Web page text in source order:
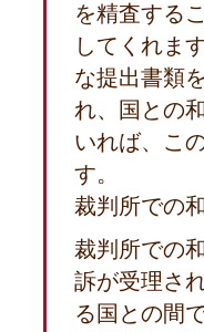
を精査する
してくれま
な提出書類
れ、国との
いれば、こ
す。
裁判所での
裁判所での
訴が受理さ
る国との間